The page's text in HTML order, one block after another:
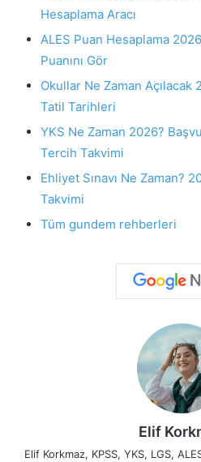
Hesaplama Aracı
ALES Puan Hesaplama
Puanını Gör
Okullar Ne Zaman Açılacak
Tatil Tarihleri
YKS Ne Zaman 2026?
Tercih Takvimi
Ehliyet Sınavı Ne Zaman?
Takvimi
Tüm gundem rehberleri
Elif
Elif Korkmaz, KPSS, YKS, LGS,